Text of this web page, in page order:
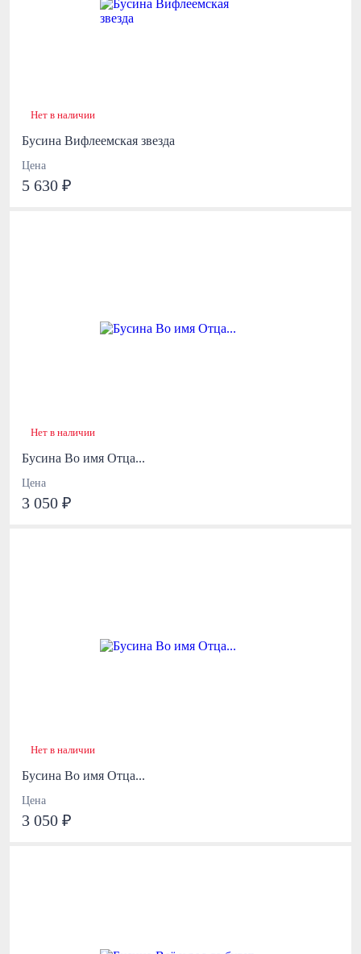
Нет в наличии
Бусина Вифлеемская звезда
Цена
5 630 ₽
Нет в наличии
Бусина Во имя Отца...
Цена
3 050 ₽
Нет в наличии
Бусина Во имя Отца...
Цена
3 050 ₽